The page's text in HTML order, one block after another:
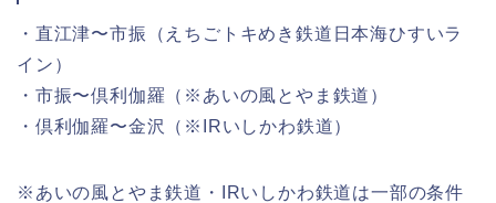
・直江津〜市振（えちごトキめき鉄道日本海ひすいラ
イン）
・市振〜倶利伽羅（※あいの風とやま鉄道）
・倶利伽羅〜金沢（※IRいしかわ鉄道）
※あいの風とやま鉄道・IRいしかわ鉄道は一部の条件